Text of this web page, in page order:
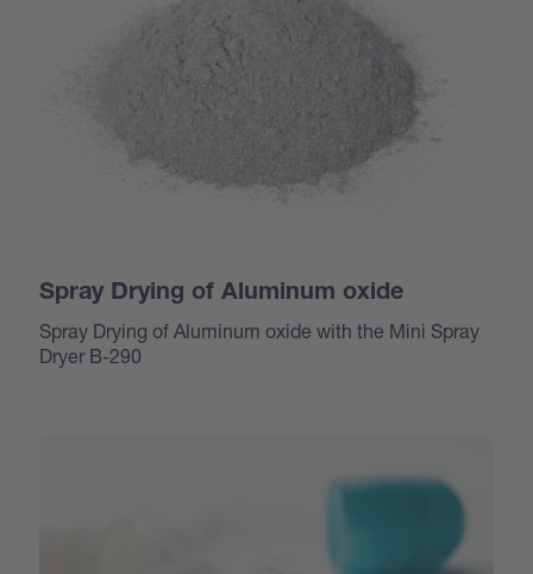
Spray Drying of Aluminum oxide
Spray Drying of Aluminum oxide with the Mini Spray
Dryer B-290